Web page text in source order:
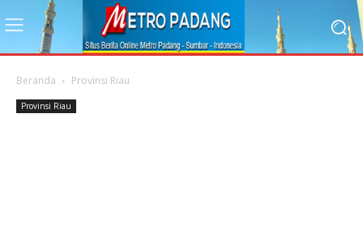
Beranda Provinsi Riau
Provinsi Riau